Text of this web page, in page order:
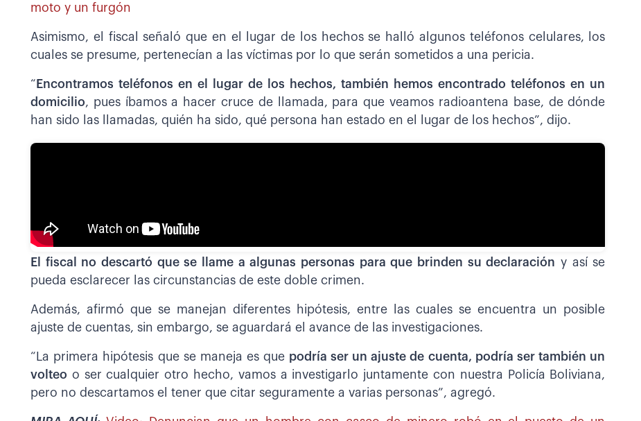
moto y un furgón
Asimismo, el fiscal señaló que en el lugar de los hechos se halló algunos teléfonos celulares, los
cuales se presume, pertenecían a las víctimas por lo que serán sometidos a una pericia.
“ Encontramos teléfonos en el lugar de los hechos, también hemos encontrado teléfonos en un
domicilio, pues íbamos a hacer cruce de llamada, para que veamos radioantena base, de dónde
han sido las llamadas, quién ha sido, qué persona han estado en el lugar de los hechos”, dijo.
El fiscal no descartó que se llame a algunas personas para que brinden su declaración y así se
pueda esclarecer las circunstancias de este doble crimen.
Además, afirmó que se manejan diferentes hipótesis, entre las cuales se encuentra un posible
ajuste de cuentas, sin embargo, se aguardará el avance de las investigaciones.
“La primera hipótesis que se maneja es que podría ser un ajuste de cuenta, podría ser también un
volteo o ser cualquier otro hecho, vamos a investigarlo juntamente con nuestra Policía Boliviana,
pero no descartamos el tener que citar seguramente a varias personas”, agregó.